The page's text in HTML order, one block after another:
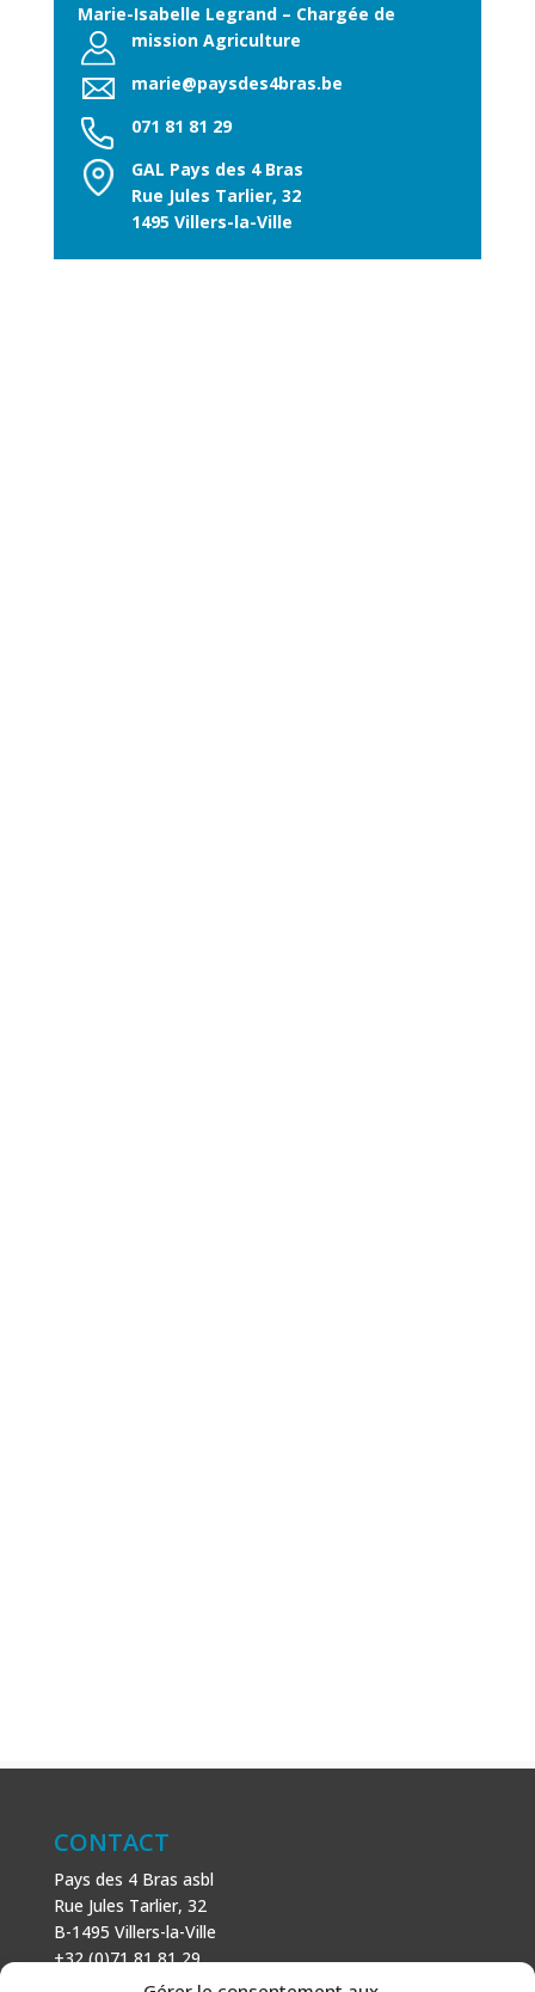
Marie-Isabelle Legrand – Chargée de
mission Agriculture
marie@paysdes4bras.be
071 81 81 29
GAL Pays des 4 Bras
Rue Jules Tarlier, 32
1495 Villers-la-Ville
CONTACT
Pays des 4 Bras asbl
Rue Jules Tarlier, 32
B-1495 Villers-la-Ville
+32 (0)71 81 81 29
N° d’entreprise : 666 464 432